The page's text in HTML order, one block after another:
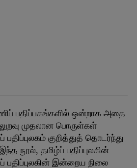
பதிப்பகங்களில் ஒன்றாக அதை
முதலான பொருள்கள்
குறித்துத் தொடர்ந்து
நூல், தமிழ்ப் பதிப்புலகின்
பதிப்புலகின் இன்றைய நிலை